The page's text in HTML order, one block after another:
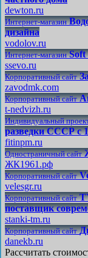
dewton.ru
Интернет-магазин
дизайна
vodolov.ru
Интернет-магазин Soft
ssevo.ru
Корпоративный сайт
zavodmk.com
Корпоративный сайт
t-nedvizh.ru
Индивидуальный
разведки СССР с
fitinpm.ru
Одностраничный сайт
ЖК1961.рф
Корпоративный сайт
velesgr.ru
Корпоративный сайт
поставщик
stanki-tm.ru
Корпоративный сайт
danekb.ru
Рассчитать